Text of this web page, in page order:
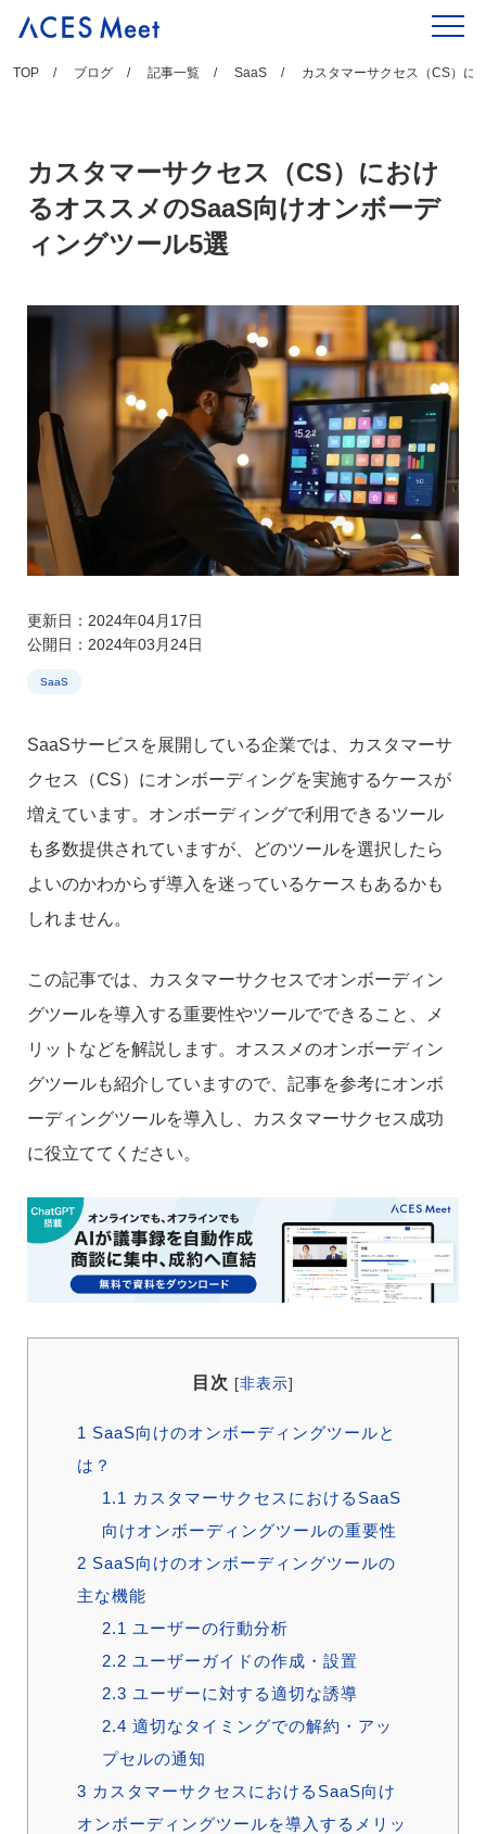
content
TOP ブログ 記事一覧 SaaS カスタマーサクセス（CS）に
カスタマーサクセス（CS）におけ
るオススメのSaaS向けオンボーデ
ィングツール5選
更新日：2024年04月17日
公開日：2024年03月24日
SaaS
SaaSサービスを展開している企業では、カスタマーサ
クセス（CS）にオンボーディングを実施するケースが
増えています。オンボーディングで利用できるツール
も多数提供されていますが、どのツールを選択したら
よいのかわからず導入を迷っているケースもあるかも
しれません。
この記事では、カスタマーサクセスでオンボーディン
グツールを導入する重要性やツールでできること、メ
リットなどを解説します。オススメのオンボーディン
グツールも紹介していますので、記事を参考にオンボ
ーディングツールを導入し、カスタマーサクセス成功
に役立ててください。
目次 [非表示]
1 SaaS向けのオンボーディングツールと
は？
1.1 カスタマーサクセスにおけるSaaS
向けオンボーディングツールの重要性
2 SaaS向けのオンボーディングツールの
主な機能
2.1 ユーザーの行動分析
2.2 ユーザーガイドの作成・設置
2.3 ユーザーに対する適切な誘導
2.4 適切なタイミングでの解約・アッ
プセルの通知
3 カスタマーサクセスにおけるSaaS向け
オンボーディングツールを導入するメリッ